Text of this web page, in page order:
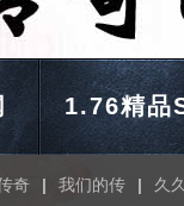
1.76精品
奇 | 我们的传 | 久